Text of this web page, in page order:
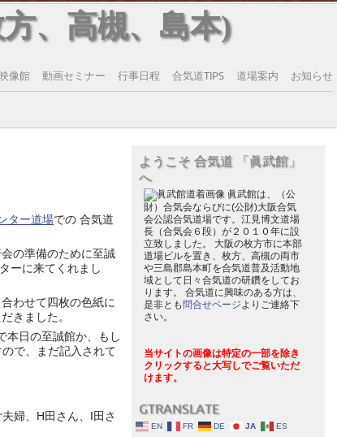
、高槻、島本)
映像館 動画セミナー 行事日程 合気道TIPS 道場案内 お知らせ
ター道場での 合気道
の準備のために至誠
ーに来てくれまし
わせて四枚の色紙に
きました。
本日の至誠館か、もし
で、まだ記入されて
婦、H田さん、I田さ
ようこそ 合気道 「眞武館」
へ
眞武館は、（公
財）合気会ならびに(公財)大阪合気
会公認合気道場です。江見博文道場
長（合気会６段）が２０１０年に設
立致しました。 大阪の枚方市に本部
道場ビルを置き、枚方、高槻の両市
や三島郡島本町を合気道普及活動地
域として日々合気道の研鑽をしてお
ります。 合気道に興味のある方は、
是非とも 問合せページよりご連絡下
さい。
当サイトの画像は特定の一部を除き
クリックすると大写しでご覧いただ
けます。
GTRANSLATE
EN FR DE JA ES